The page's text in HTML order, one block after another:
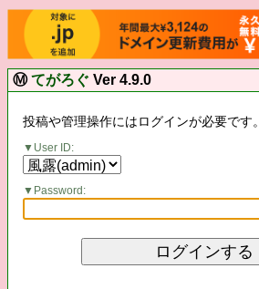
Ⓜてがろぐ Ver 4.9.0
投稿や管理操作にはログインが必要です。
User ID:
Password: